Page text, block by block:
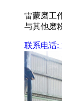
雷蒙磨工
与其他磨
联系电话: